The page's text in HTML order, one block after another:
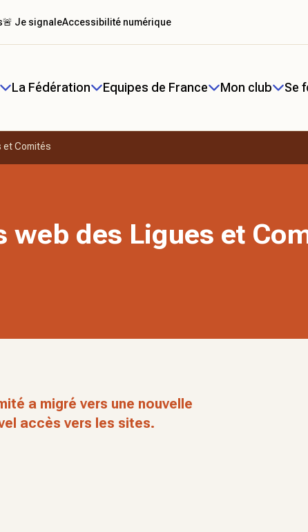
La Fédération Equipes de France Mon club Se
🚨 Je signaleAccessibilité numérique
et Comités
web des Ligues et
a migré vers une nouvelle
accès vers les sites.